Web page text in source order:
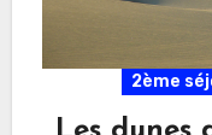
2ème